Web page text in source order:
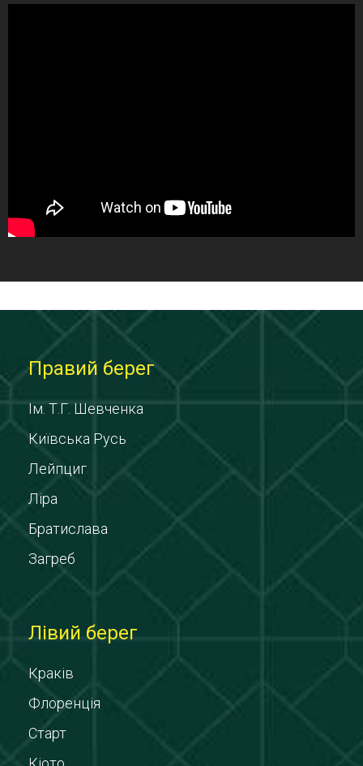
Правий берег
Ім. Т.Г. Шевченка
Київська Русь
Лейпциг
Ліра
Братислава
Загреб
Лівий берег
Краків
Флоренція
Старт